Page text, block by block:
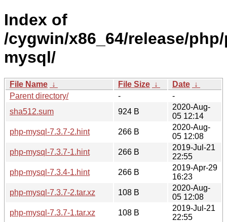
Index of
/cygwin/x86_64/release/
mysql/
File Name ↓ File Size ↓ Date ↓
Parent directory/
-
-
sha512.sum
924 B
2020-Aug-
05 12:14
php-mysql-7.3.7-2.hint
266 B
2020-Aug-
05 12:08
php-mysql-7.3.7-1.hint
266 B
2019-Jul-21
22:55
php-mysql-7.3.4-1.hint
266 B
2019-Apr-29
16:23
php-mysql-7.3.7-2.tar.xz
108 B
2020-Aug-
05 12:08
php-mysql-7.3.7-1.tar.xz
108 B
2019-Jul-21
22:55